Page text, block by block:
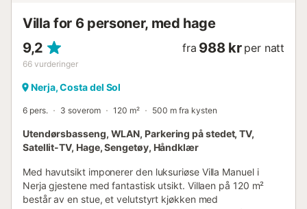
Villa for 6 personer, med hage
9,2
66 vurderinger
fra 988 kr per natt
Nerja, Costa del Sol
6 pers. 3 soverom 120 m² 500 m fra kysten
Utendørsbasseng, WLAN, Parkering på stedet, TV,
Satellit-TV, Hage, Sengetøy, Håndklær
Med havutsikt imponerer den luksuriøse Villa Manuel i
Nerja gjestene med fantastisk utsikt. Villaen på 120 m²
består av en stue, et velutstyrt kjøkken med